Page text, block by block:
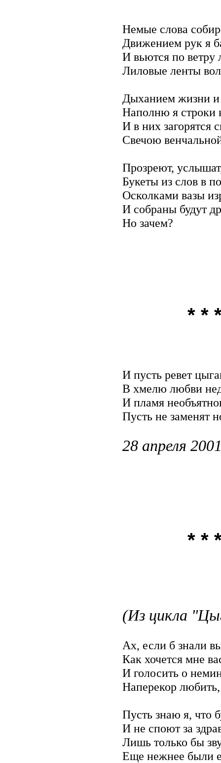
Немые слова
Движением рук я
И вьются по ветру
Лиловые ленты
Дыханием жизни и
Наполню я строки
И в них загорятся
Свечою
Прозреют,
Букеты из слов в
Осколками вазы
И собраны будут
Но зачем?
* *
И пусть ревет
В хмелю любви
И пламя
Пусть не заменят
28 апреля
* *
(Из цикла
Ах, если б знали
Как хочется мне
И голосить о
Наперекор
Пусть знаю я, что
И не споют за
Лишь только бы
Еще нежнее были